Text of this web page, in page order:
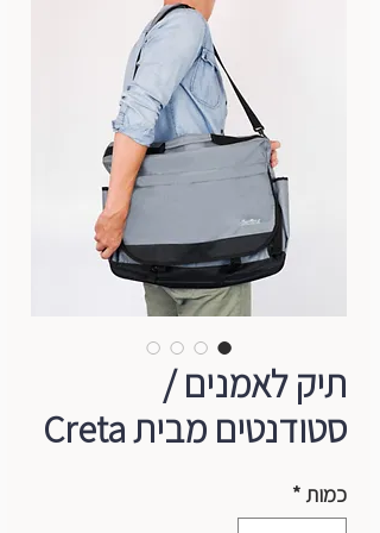
תיק לאמנים /
סטודנטים מבית Creta
כמות*